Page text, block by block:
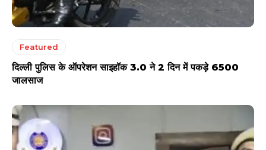
Featured
दिल्ली पुलिस के ऑपरेशन साइहॉक 3.0 ने 2 दिन में पकड़े 6500
जालसाज